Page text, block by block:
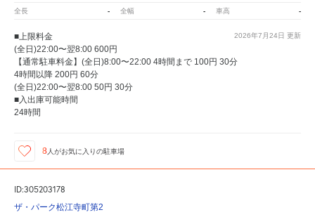
全長 - 全幅 - 車高 -
2026年7月24日 更新
■上限料金
(全日)22:00〜翌8:00 600円
【通常駐車料金】(全日)8:00〜22:00 4時間まで 100円 30分
4時間以降 200円 60分
(全日)22:00〜翌8:00 50円 30分
■入出庫可能時間
24時間
8人がお気に入りの駐車場
ID:305203178
ザ・パーク松江寺町第2